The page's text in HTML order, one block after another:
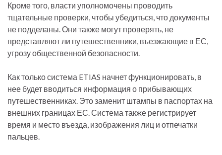
Кроме того, власти уполномочены проводить
тщательные проверки, чтобы убедиться, что документы
не подделаны. Они также могут проверять, не
представляют ли путешественники, въезжающие в ЕС,
угрозу общественной безопасности.
Как только система ETIAS начнет функционировать, в
нее будет вводиться информация о прибывающих
путешественниках. Это заменит штампы в паспортах на
внешних границах ЕС. Система также регистрирует
время и место въезда, изображения лиц и отпечатки
пальцев.